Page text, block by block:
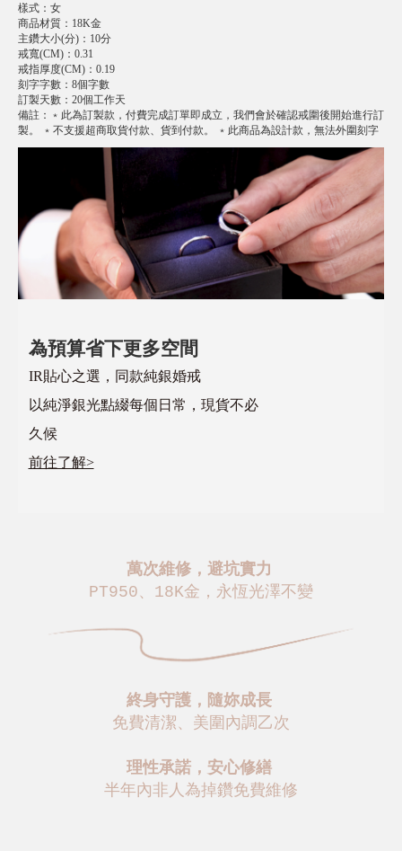
樣式 ： 女
商品材質 ： 18K金
主鑽大小(分) ： 10分
戒寬(CM) ： 0.31
戒指厚度(CM) ： 0.19
刻字字數 ： 8個字數
訂製天數 ： 20個工作天
備註 ： ﹡此為訂製款，付費完成訂單即成立，我們會於確認戒圍後開始進行訂
製。 ﹡不支援超商取貨付款、貨到付款。 ﹡此商品為設計款，無法外圍刻字
為預算省下更多空間
IR貼心之選，同款純銀婚戒
以純淨銀光點綴每個日常，現貨不必
久候
前往了解>
萬次維修，避坑實力
PT950、18K金，永恆光澤不變
終身守護，隨妳成長
免費清潔、美圍內調乙次
理性承諾，安心修繕
半年內非人為掉鑽免費維修